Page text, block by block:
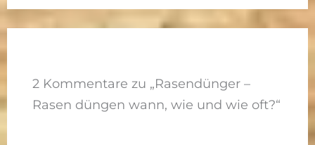
2 Kommentare zu „Rasendünger –
Rasen düngen wann, wie und wie oft?“